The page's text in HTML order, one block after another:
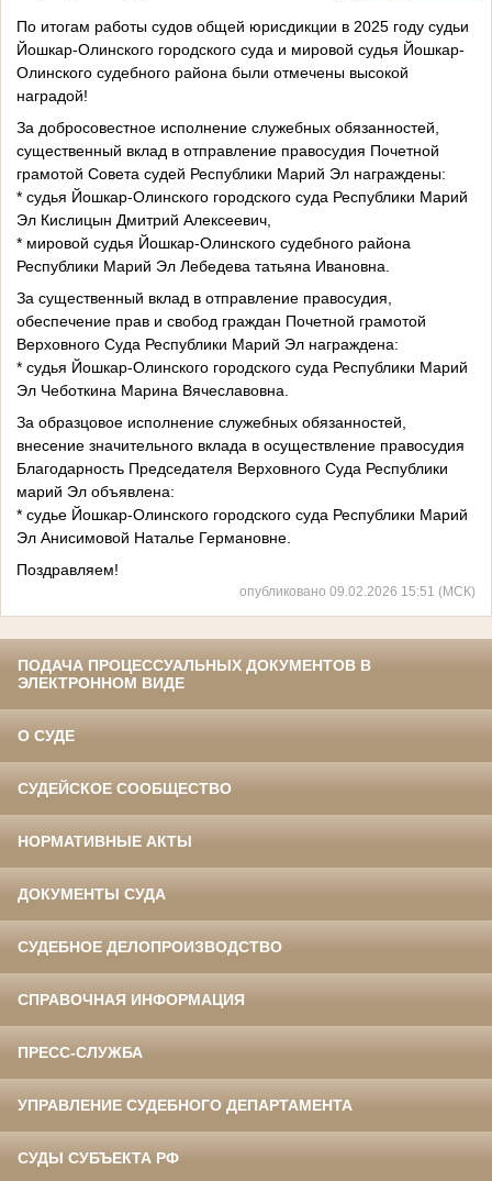
По итогам работы судов общей юрисдикции в 2025 году судьи
Йошкар-Олинского городского суда и мировой судья Йошкар-
Олинского судебного района были отмечены высокой
наградой!
За добросовестное исполнение служебных обязанностей,
существенный вклад в отправление правосудия Почетной
грамотой Совета судей Республики Марий Эл награждены:
* судья Йошкар-Олинского городского суда Республики Марий
Эл Кислицын Дмитрий Алексеевич,
* мировой судья Йошкар-Олинского судебного района
Республики Марий Эл Лебедева татьяна Ивановна.
За существенный вклад в отправление правосудия,
обеспечение прав и свобод граждан Почетной грамотой
Верховного Суда Республики Марий Эл награждена:
* судья Йошкар-Олинского городского суда Республики Марий
Эл Чеботкина Марина Вячеславовна.
За образцовое исполнение служебных обязанностей,
внесение значительного вклада в осуществление правосудия
Благодарность Председателя Верховного Суда Республики
марий Эл объявлена:
* судье Йошкар-Олинского городского суда Республики Марий
Эл Анисимовой Наталье Германовне.
Поздравляем!
опубликовано 09.02.2026 15:51 (МСК)
ПОДАЧА ПРОЦЕССУАЛЬНЫХ ДОКУМЕНТОВ В
ЭЛЕКТРОННОМ ВИДЕ
О СУДЕ
СУДЕЙСКОЕ СООБЩЕСТВО
НОРМАТИВНЫЕ АКТЫ
ДОКУМЕНТЫ СУДА
СУДЕБНОЕ ДЕЛОПРОИЗВОДСТВО
СПРАВОЧНАЯ ИНФОРМАЦИЯ
ПРЕСС-СЛУЖБА
УПРАВЛЕНИЕ СУДЕБНОГО ДЕПАРТАМЕНТА
СУДЫ СУБЪЕКТА РФ